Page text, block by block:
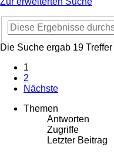
Die Suche ergab 19 Treffer
1
2
Nächste
Themen
Antworten
Zugriffe
Letzter Beitrag